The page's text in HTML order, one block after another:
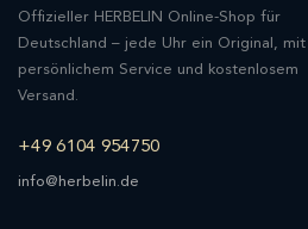
Offizieller HERBELIN Online-Shop für
Deutschland – jede Uhr ein Original, mit
persönlichem Service und kostenlosem
Versand.
+49 6104 954750
info@herbelin.de